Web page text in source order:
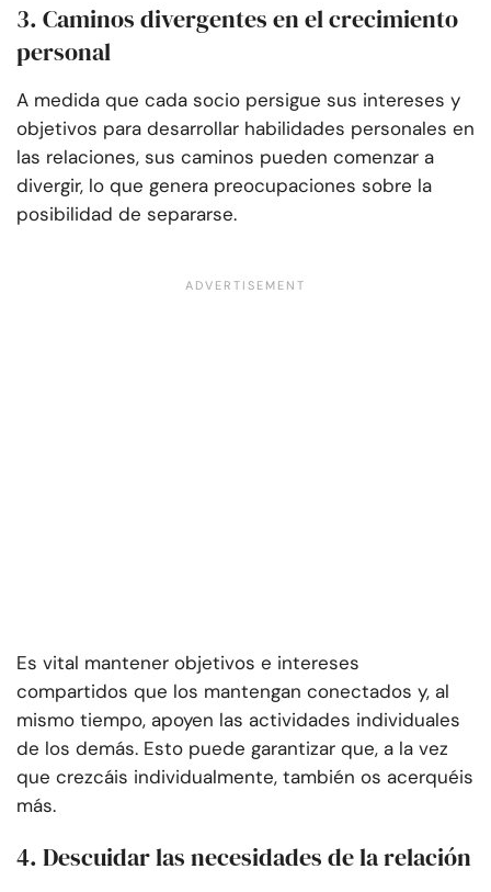
3. Caminos divergentes en el crecimiento
personal
A medida que cada socio persigue sus intereses y
objetivos para desarrollar habilidades personales en
las relaciones, sus caminos pueden comenzar a
divergir, lo que genera preocupaciones sobre la
posibilidad de separarse.
Es vital mantener objetivos e intereses
compartidos que los mantengan conectados y, al
mismo tiempo, apoyen las actividades individuales
de los demás. Esto puede garantizar que, a la vez
que crezcáis individualmente, también os acerquéis
más.
4. Descuidar las necesidades de la relación